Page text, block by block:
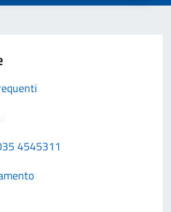
4545311